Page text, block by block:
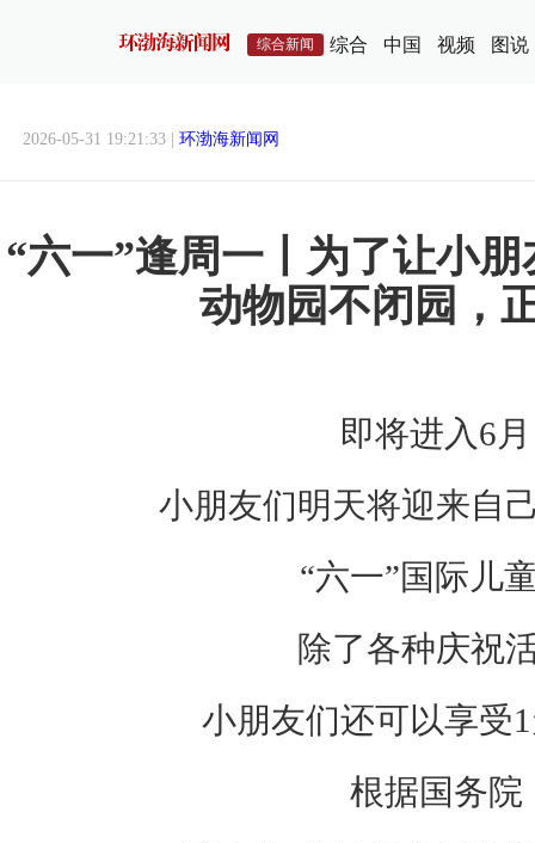
综合新闻 综合 中国 视频 图说
2026-05-31 19:21:33 | 环渤海新闻网
“六一”逢周一丨为了让小
动物园不闭园，
即将进入6月
小朋友们明天将迎来
“六一”国际儿
除了各种庆祝
小朋友们还可以享受
根据国务院